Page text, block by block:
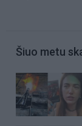
Šiuo metu